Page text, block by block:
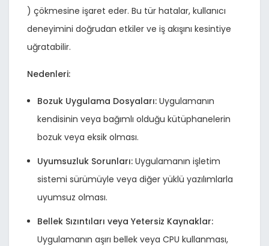
) çökmesine işaret eder. Bu tür hatalar, kullanıcı
deneyimini doğrudan etkiler ve iş akışını kesintiye
uğratabilir.
Nedenleri:
Bozuk Uygulama Dosyaları: Uygulamanın
kendisinin veya bağımlı olduğu kütüphanelerin
bozuk veya eksik olması.
Uyumsuzluk Sorunları: Uygulamanın işletim
sistemi sürümüyle veya diğer yüklü yazılımlarla
uyumsuz olması.
Bellek Sızıntıları veya Yetersiz Kaynaklar:
Uygulamanın aşırı bellek veya CPU kullanması,